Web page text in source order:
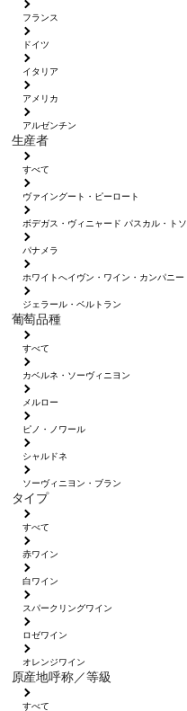
フランス
ドイツ
イタリア
アメリカ
アルゼンチン
生産者
すべて
ヴァイングート・ピーロート
ボデガス・ヴィニャード パスカル・トソ
パナメラ
ホワイトへイヴン・ワイン・カンパニー
ジェラール・ベルトラン
葡萄品種
すべて
カベルネ・ソーヴィニヨン
メルロー
ピノ・ノワール
シャルドネ
ソーヴィニヨン・ブラン
タイプ
すべて
赤ワイン
白ワイン
スパークリングワイン
ロゼワイン
オレンジワイン
原産地呼称／等級
すべて